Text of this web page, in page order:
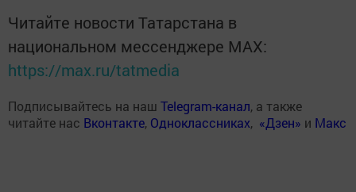
Читайте новости Татарстана в
национальном мессенджере MАХ:
https://max.ru/tatmedia
Подписывайтесь на наш Telegram-канал, а также
читайте нас Вконтакте, Одноклассниках, «Дзен» и Макс